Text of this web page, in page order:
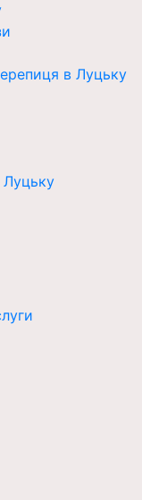
в Луцьку
Луцьку